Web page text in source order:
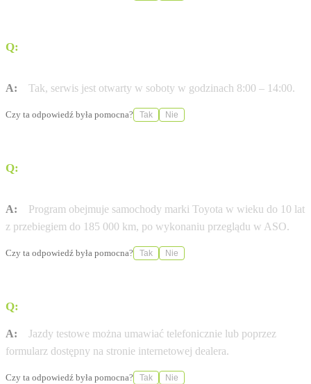
Q:
A: Tak, serwis jest otwarty w soboty w godzinach 8:00 – 14:00.
Czy ta odpowiedź była pomocna? Tak Nie
Q:
A:
Program obejmuje samochody marki Toyota w wieku do 10 lat
z przebiegiem do 185 000 km, po wykonaniu przeglądu w ASO.
Czy ta odpowiedź była pomocna? Tak Nie
Q:
A:
Jazdy testowe można umawiać telefonicznie lub poprzez
formularz dostępny na stronie internetowej dealera.
Czy ta odpowiedź była pomocna? Tak Nie